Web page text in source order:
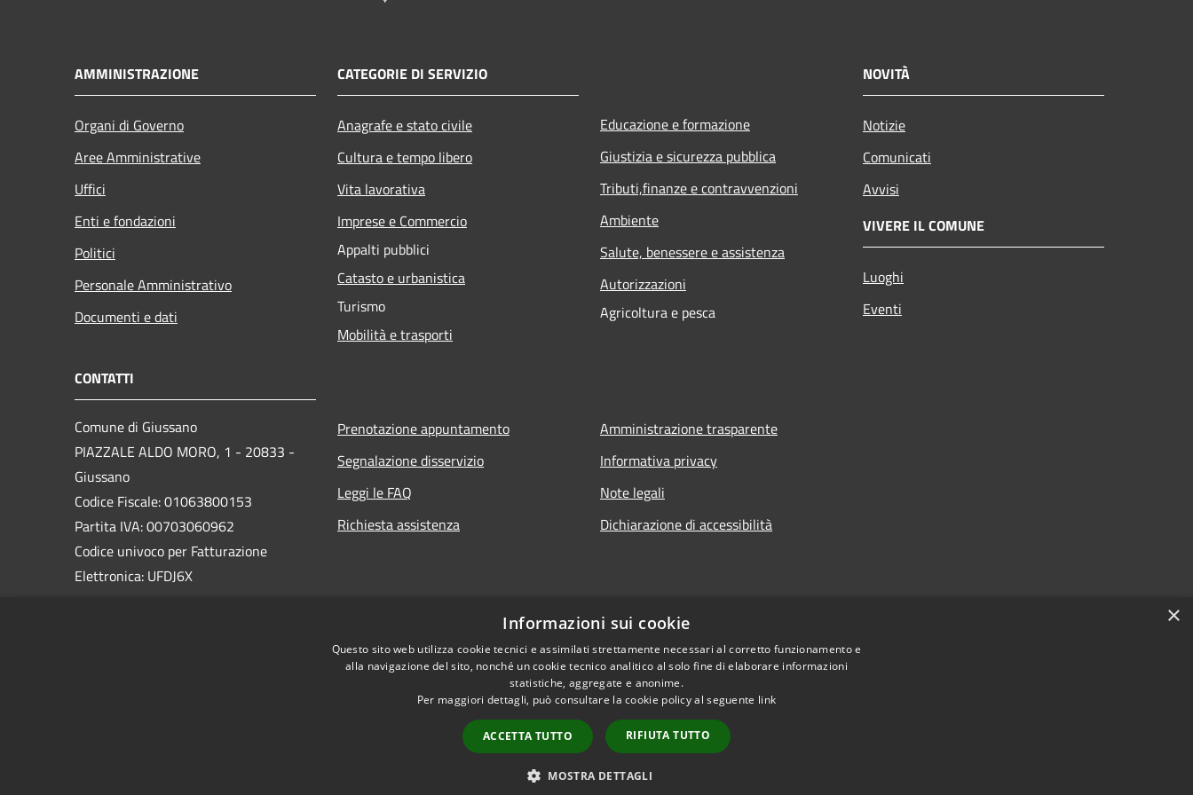
AMMINISTRAZIONE
Organi di Governo
Aree Amministrative
Uffici
Enti e fondazioni
Politici
Personale Amministrativo
Documenti e dati
CATEGORIE DI SERVIZIO
Anagrafe e stato civile
Cultura e tempo libero
Vita lavorativa
Imprese e Commercio
Appalti pubblici
Catasto e urbanistica
Turismo
Mobilità e trasporti
Educazione e formazione
Giustizia e sicurezza pubblica
Tributi,finanze e contravvenzioni
Ambiente
Salute, benessere e assistenza
Autorizzazioni
Agricoltura e pesca
NOVITÀ
Notizie
Comunicati
Avvisi
VIVERE IL COMUNE
Luoghi
Eventi
CONTATTI
Comune di Giussano
PIAZZALE ALDO MORO, 1 - 20833 -
Giussano
Codice Fiscale: 01063800153
Partita IVA: 00703060962
Codice univoco per Fatturazione
Elettronica: UFDJ6X
Prenotazione appuntamento
Segnalazione disservizio
Leggi le FAQ
Richiesta assistenza
Amministrazione trasparente
Informativa privacy
Note legali
Dichiarazione di accessibilità
Copyright © 2026 • Comune di Giussano • Powered by
×
Informazioni sui cookie
Questo sito web utilizza cookie tecnici e assimilati strettamente necessari al corretto funzionamento e
alla navigazione del sito, nonché un cookie tecnico analitico al solo fine di elaborare informazioni
statistiche, aggregate e anonime.
Per maggiori dettagli, può consultare la cookie policy al seguente link
ACCETTA TUTTO RIFIUTA TUTTO
MOSTRA DETTAGLI